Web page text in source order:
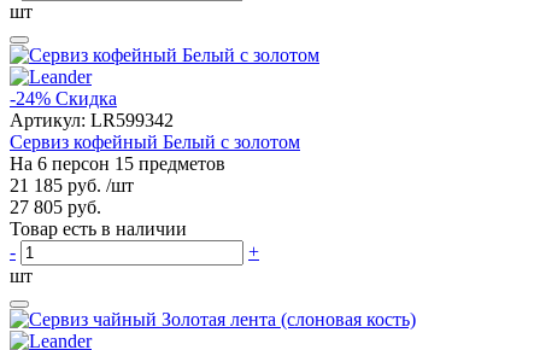
шт
-24% Скидка
Артикул: LR599342
Сервиз кофейный Белый с золотом
На 6 персон 15 предметов
21 185 руб. /шт
27 805 руб.
Товар есть в наличии
-
+
шт